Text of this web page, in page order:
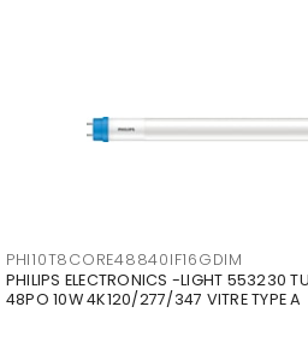
PHI10T8CORE48840IF16GDIM
PHILIPS ELECTRONICS -LIGHT 553230
48PO 10W 4K120/277/347 VITRE TYPE A